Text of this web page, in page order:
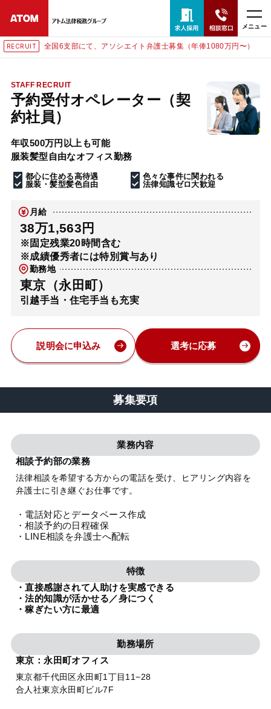
メニュー
RECRUIT 全国6支部にて、アソシエイト弁護士募集（年俸1080万円〜）
STAFF RECRUIT
予約受付オペレーター（契
約社員）
年収500万円以上も可能
服装髪型自由なオフィス勤務
都心に住める高待遇
色々な事件に関われる
服装・髪型髪色自由
法律知識ゼロ大歓迎
月給
38万1,563円
※固定残業20時間含む
※成績優秀者には特別賞与あり
勤務地
東京（永田町）
引越手当・住宅手当も充実
説明会に申込み 選考に応募
募集要項
業務内容
相談予約部の業務
法律相談を希望する方からの電話を受け、ヒアリング内容を
弁護士に引き継ぐお仕事です。
・電話対応とデータベース作成
・相談予約の日程確保
・LINE相談を弁護士へ配転
特徴
・直接感謝されて人助けを実感できる
・法的知識が活かせる／身につく
・稼ぎたい方に最適
勤務場所
東京：永田町オフィス
東京都千代田区永田町1丁目11−28
合人社東京永田町ビル7F
24時間365日全国対応
無料相談窓口はこちら
電話・LINE・メールで相談予約受付中
ホーム
取扱分野
解決実績
アクセス
弁護士・税理士
費用
特設サイト
相談先情報サイト
プライバシーポリシー 利用規約 内部通報
TikTok受賞